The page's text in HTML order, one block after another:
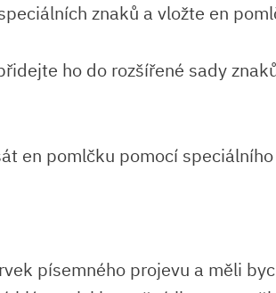
znaků a vložte en
ho do rozšířené sady
en pomlčku pomocí
písemného projevu a měli